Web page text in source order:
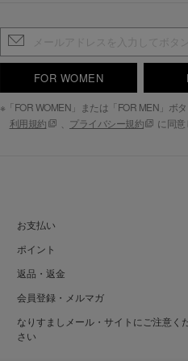
FOR WOMEN
※「FOR WOMEN」または「FOR MEN」ボタ
利用規約
プライバシー規約 に同
お支払い
ポイント
返品・返金
会員登録・メルマガ
なりすましメール・サイトにご注意く
さい